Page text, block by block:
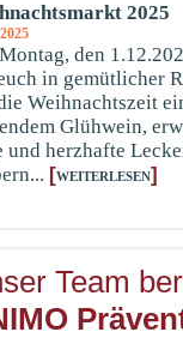
2025
den
in gemütlicher
Weihnachtszeit
Glühwein,
und herzhafte
[WEITERLESEN]
Team